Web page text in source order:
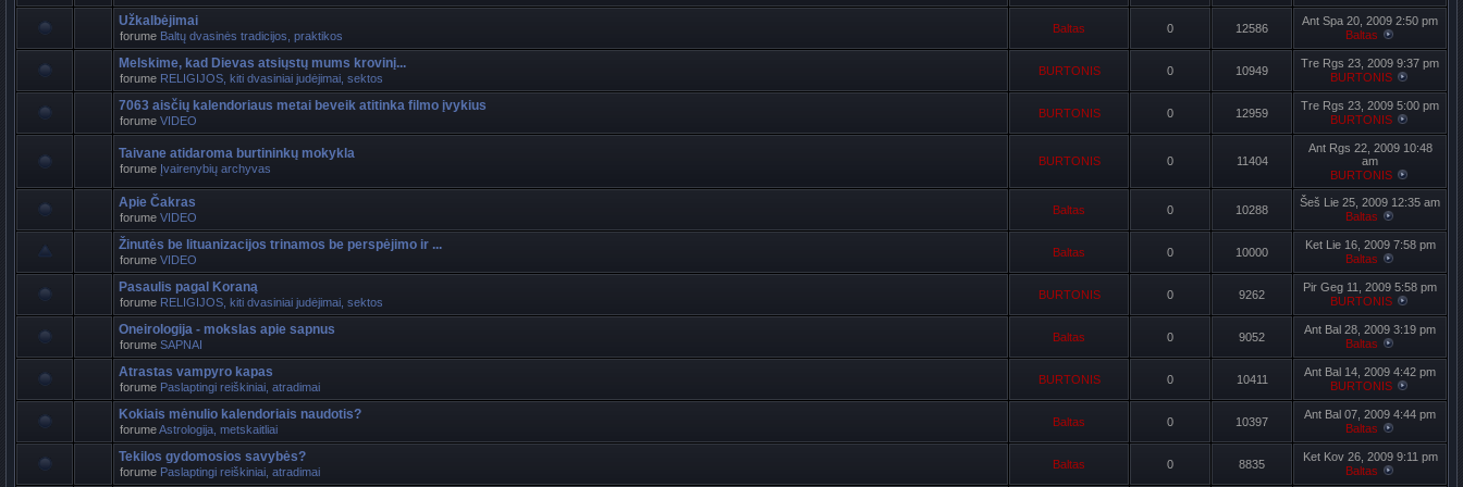
Užkalbėjimai
forume Baltų dvasinės tradicijos, praktikos
Baltas 0 12586
Ant Spa 20, 2009 2:50 pm
Baltas
Melskime, kad Dievas atsiųstų mums krovinį...
forume RELIGIJOS, kiti dvasiniai judėjimai, sektos
BURTONIS 0 10949
Tre Rgs 23, 2009 9:37 pm
BURTONIS
7063 aisčių kalendoriaus metai beveik atitinka filmo įvykius
forume VIDEO
BURTONIS 0 12959
Tre Rgs 23, 2009 5:00 pm
BURTONIS
Taivane atidaroma burtininkų mokykla
forume Įvairenybių archyvas
BURTONIS 0 11404
Ant Rgs 22, 2009 10:48
am
BURTONIS
Apie Čakras
forume VIDEO
Baltas 0 10288
Šeš Lie 25, 2009 12:35 am
Baltas
Žinutės be lituanizacijos trinamos be perspėjimo ir ...
forume VIDEO
Baltas 0 10000
Ket Lie 16, 2009 7:58 pm
Baltas
Pasaulis pagal Koraną
forume RELIGIJOS, kiti dvasiniai judėjimai, sektos
BURTONIS 0 9262
Pir Geg 11, 2009 5:58 pm
BURTONIS
Oneirologija - mokslas apie sapnus
forume SAPNAI
Baltas 0 9052
Ant Bal 28, 2009 3:19 pm
Baltas
Atrastas vampyro kapas
forume Paslaptingi reiškiniai, atradimai
BURTONIS 0 10411
Ant Bal 14, 2009 4:42 pm
BURTONIS
Kokiais mėnulio kalendoriais naudotis?
forumeAstrologija, metskaitliai
Baltas 0 10397
Ant Bal 07, 2009 4:44 pm
Baltas
Tekilos gydomosios savybės?
forume Paslaptingi reiškiniai, atradimai
Baltas 0 8835
Ket Kov 26, 2009 9:11 pm
Baltas